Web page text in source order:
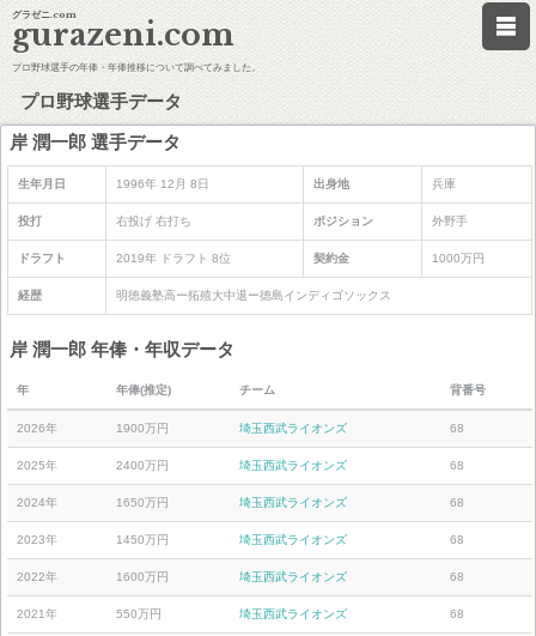
グラゼニ.com
gurazeni.com
プロ野球選手の年俸・年俸推移について調べてみました。
プロ野球選手データ
岸 潤一郎 選手データ
生年月日 1996年 12月 8日 出身地 兵庫
投打 右投げ 右打ち ポジション 外野手
ドラフト 2019年 ドラフト 8位 契約金 1000万円
経歴 明徳義塾高ー拓殖大中退ー徳島インディゴソックス
岸 潤一郎 年俸・年収データ
年 年俸(推定) チーム 背番号
2026年 1900万円 埼玉西武ライオンズ 68
2025年 2400万円 埼玉西武ライオンズ 68
2024年 1650万円 埼玉西武ライオンズ 68
2023年 1450万円 埼玉西武ライオンズ 68
2022年 1600万円 埼玉西武ライオンズ 68
2021年 550万円 埼玉西武ライオンズ 68